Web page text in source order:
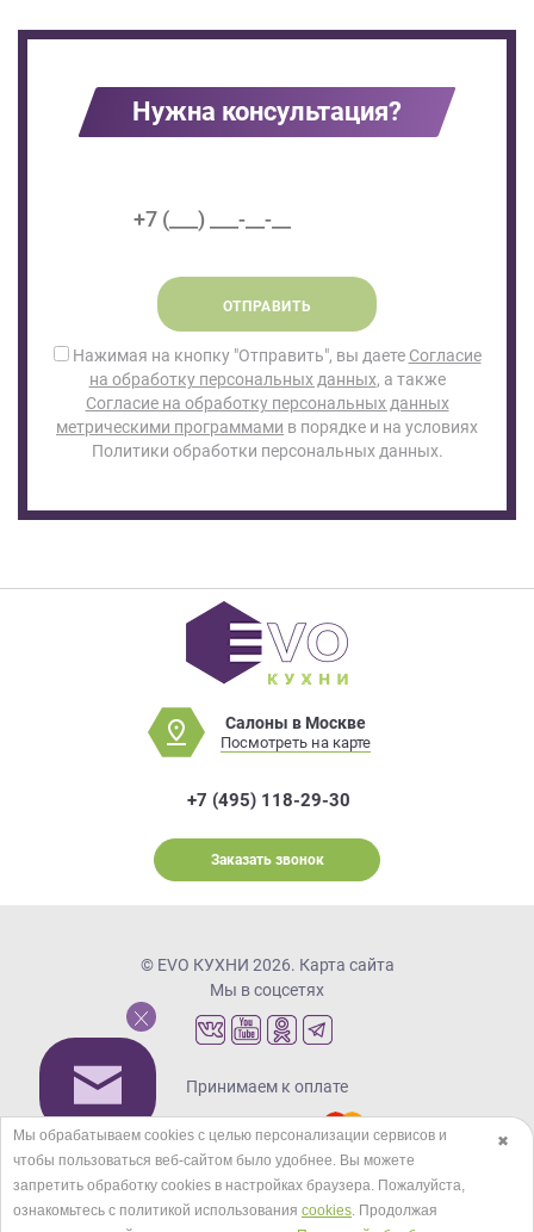
Нужна консультация?
ОТПРАВИТЬ
Нажимая на кнопку "Отправить", вы даете Согласие
на обработку персональных данных, а также
Согласие на обработку персональных данных
метрическими программами в порядке и на условиях
Политики обработки персональных данных.
Салоны в Москве
Посмотреть на карте
+7 (495) 118-29-30
Заказать звонок
© EVO КУХНИ 2026. Карта сайта
Мы в соцсетях
Принимаем к оплате
Кредиты и рассрочка
✖
Мы обрабатываем cookies с целью персонализации сервисов и
чтобы пользоваться веб-сайтом было удобнее. Вы можете
запретить обработку сookies в настройках браузера. Пожалуйста,
ознакомьтесь с политикой использования cookies. Продолжая